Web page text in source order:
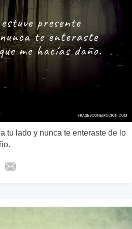
tu lado y nunca te enteraste de lo